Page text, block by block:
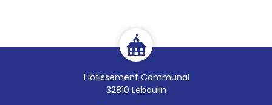
1 lotissement Communal
32810 Leboulin